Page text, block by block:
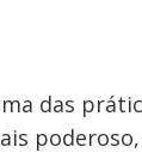
das